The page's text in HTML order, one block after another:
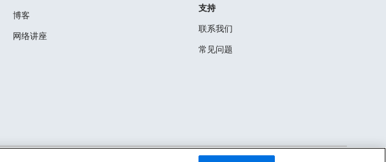
博客
网络讲座
支持
联系我们
常见问题